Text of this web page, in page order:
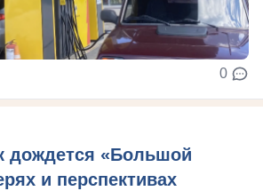
0
дождется «Большой
и перспективах